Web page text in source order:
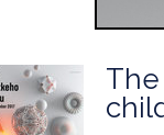
The